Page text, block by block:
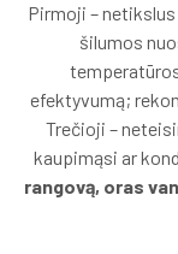
Pirmoji –
šilumos
efektyvumą;
Trečioji –
kaupimąsi ar
rangovą, oras